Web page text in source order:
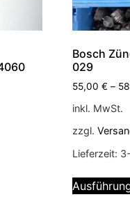
Bosch
029
55,00€ –
inkl. MwSt.
zzgl.
Lieferzeit: